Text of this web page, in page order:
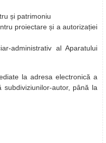
și patrimoniu
proiectare și a autorizației
2026
administrativ al Aparatului
la adresa electronică a
autor, până la